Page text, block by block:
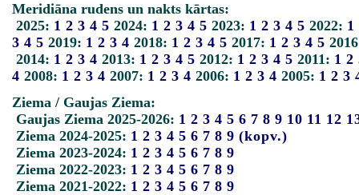
Meridiāna rudens un nakts kārtas:
2025: 1 2 3 4 5 2024: 1 2 3 4 5 2023: 1 2 3 4 5 2022: 1
3 4 5 2019: 1 2 3 4 2018: 1 2 3 4 5 2017: 1 2 3 4 5
2014: 1 2 3 4 2013: 1 2 3 4 5 2012: 1 2 3 4 5 2011: 1 2
4 2008: 1 2 3 4 2007: 1 2 3 4 2006: 1 2 3 4 2005: 1 2 3
Ziema / Gaujas Ziema:
Gaujas Ziema 2025-2026: 1 2 3 4 5 6 7 8 9 10 11 12
Ziema 2024-2025: 1 2 3 4 5 6 7 8 9 (kopv.)
Ziema 2023-2024: 1 2 3 4 5 6 7 8 9
Ziema 2022-2023: 1 2 3 4 5 6 7 8 9
Ziema 2021-2022: 1 2 3 4 5 6 7 8 9